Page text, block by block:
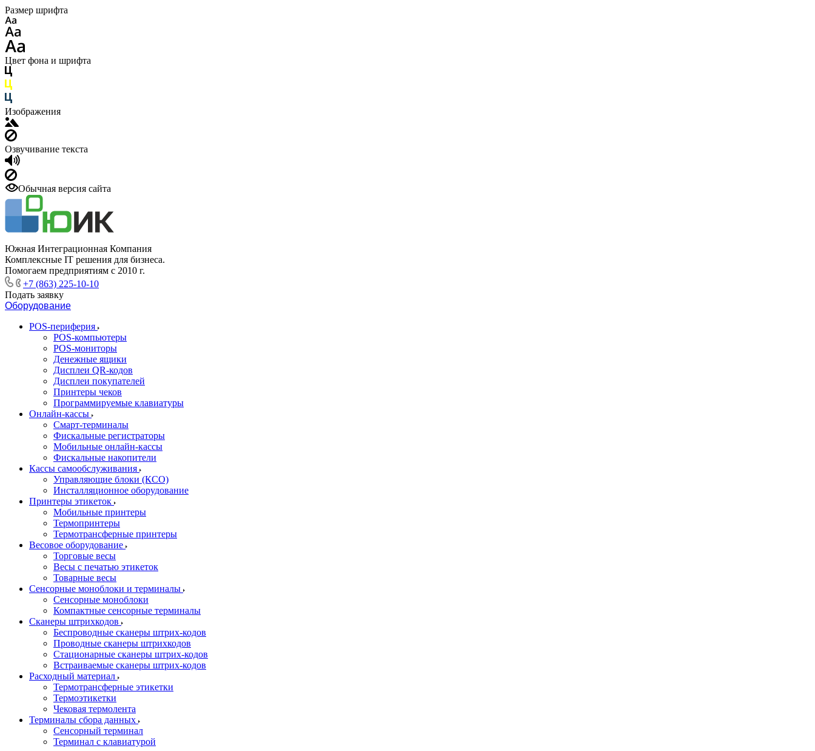
Размер шрифта
Цвет фона и шрифта
Изображения
Озвучивание текста
Обычная версия сайта
Южная Интеграционная Компания
Комплексные IT решения для бизнеса.
Помогаем предприятиям с 2010 г.
+7 (863) 225-10-10
Подать заявку
Оборудование
POS-периферия
POS-компьютеры
POS-мониторы
Денежные ящики
Дисплеи QR-кодов
Дисплеи покупателей
Принтеры чеков
Программируемые клавиатуры
Онлайн-кассы
Смарт-терминалы
Фискальные регистраторы
Мобильные онлайн-кассы
Фискальные накопители
Кассы самообслуживания
Управляющие блоки (КСО)
Инсталляционное оборудование
Принтеры этикеток
Мобильные принтеры
Термопринтеры
Термотрансферные принтеры
Весовое оборудование
Торговые весы
Весы с печатью этикеток
Товарные весы
Сенсорные моноблоки и терминалы
Сенсорные моноблоки
Компактные сенсорные терминалы
Сканеры штрихкодов
Беспроводные сканеры штрих-кодов
Проводные сканеры штрихкодов
Стационарные сканеры штрих-кодов
Встраиваемые сканеры штрих-кодов
Расходный материал
Термотрансферные этикетки
Термоэтикетки
Чековая термолента
Терминалы сбора данных
Сенсорный терминал
Терминал с клавиатурой